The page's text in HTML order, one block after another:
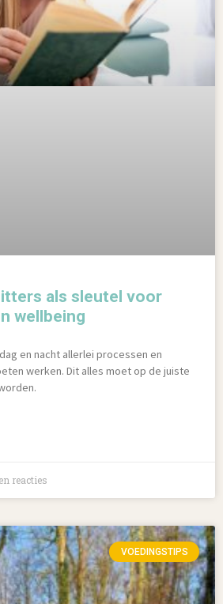
als sleutel voor
wellbeing
en nacht allerlei processen en
werken. Dit alles moet op de juiste
reacties
VOEDINGSTIPS